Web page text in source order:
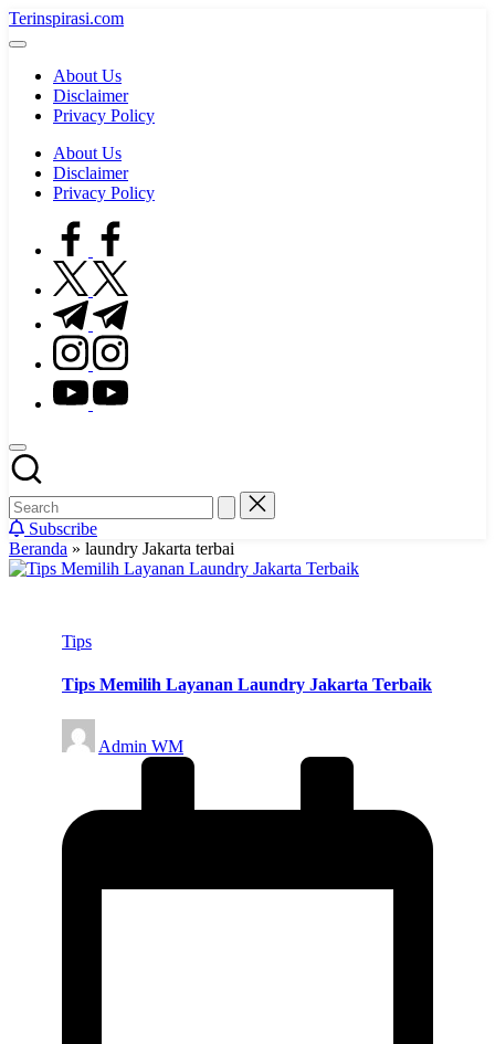
Skip
to
Terinspirasi.com
Inspirasi
TerkiniAbout Us
Disclaimer
Privacy Policy
About Us
Disclaimer
Privacy Policy
facebook.com
twitter.com
t.me
instagram.com
youtube.com
Subscribe
Beranda » laundry Jakarta terbai
Posted
Tips
Tips Memilih Layanan Laundry Jakarta Terbaik
Posted
by
Admin WM